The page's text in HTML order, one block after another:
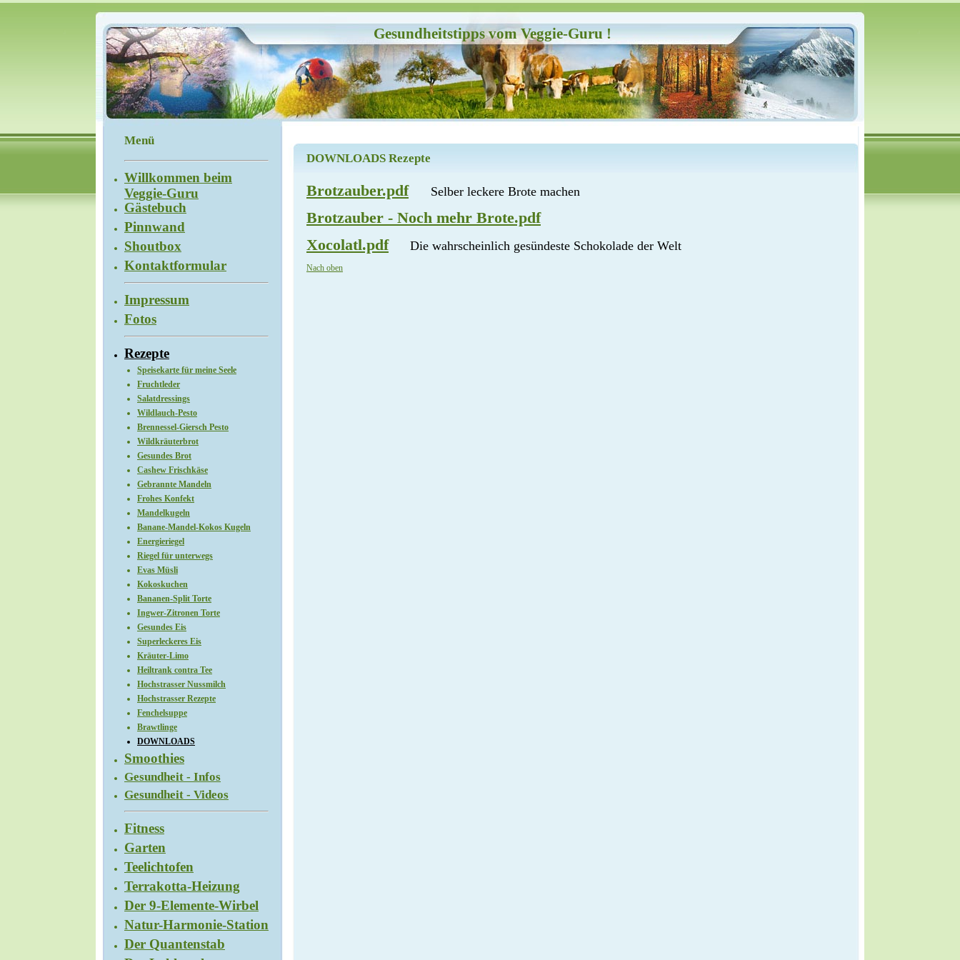
Gesundheitstipps vom Veggie-Guru !
Menü
Willkommen beim
Veggie-Guru
Gästebuch
Pinnwand
Shoutbox
Kontaktformular
Impressum
Fotos
Rezepte
Speisekarte für meine Seele
Fruchtleder
Salatdressings
Wildlauch-Pesto
Brennessel-Giersch Pesto
Wildkräuterbrot
Gesundes Brot
Cashew Frischkäse
Gebrannte Mandeln
Frohes Konfekt
Mandelkugeln
Banane-Mandel-Kokos Kugeln
Energieriegel
Riegel für unterwegs
Evas Müsli
Kokoskuchen
Bananen-Split Torte
Ingwer-Zitronen Torte
Gesundes Eis
Superleckeres Eis
Kräuter-Limo
Heiltrank contra Tee
Hochstrasser Nussmilch
Hochstrasser Rezepte
Fenchelsuppe
Brawtlinge
DOWNLOADS
Smoothies
Gesundheit - Infos
Gesundheit - Videos
Fitness
Garten
Teelichtofen
Terrakotta-Heizung
Der 9-Elemente-Wirbel
Natur-Harmonie-Station
Der Quantenstab
DOWNLOADS Rezepte
Brotzauber.pdf Selber leckere Brote machen
Brotzauber - Noch mehr Brote.pdf
Xocolatl.pdf
Die wahrscheinlich gesündeste Schokolade der Welt
Nach oben